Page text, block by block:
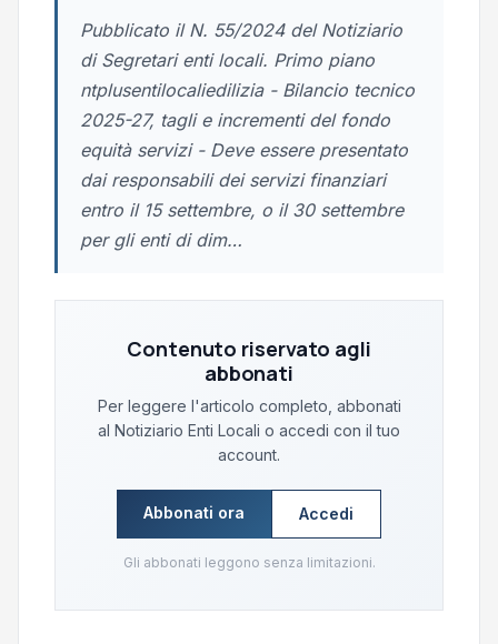
Pubblicato il N. 55/2024 del Notiziario
di Segretari enti locali. Primo piano
ntplusentilocaliedilizia - Bilancio tecnico
2025-27, tagli e incrementi del fondo
equità servizi - Deve essere presentato
dai responsabili dei servizi finanziari
entro il 15 settembre, o il 30 settembre
per gli enti di dim…
Contenuto riservato agli
abbonati
Per leggere l'articolo completo, abbonati
al Notiziario Enti Locali o accedi con il tuo
account.
Abbonati ora Accedi
Gli abbonati leggono senza limitazioni.